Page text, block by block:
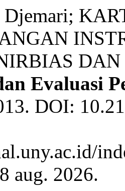
Evaluasi
DOI:
aug. 2026.